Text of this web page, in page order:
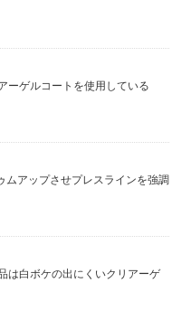
ーゲルコートを使用している
アップさせプレスラインを強調
は白ボケの出にくいクリアーゲ